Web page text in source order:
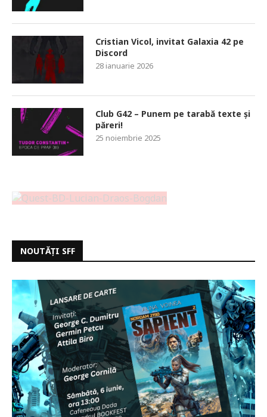
Cristian Vicol, invitat Galaxia 42 pe
Discord
28 ianuarie 2026
Club G42 – Punem pe tarabă texte și
păreri!
25 noiembrie 2025
NOUTĂȚI SFF